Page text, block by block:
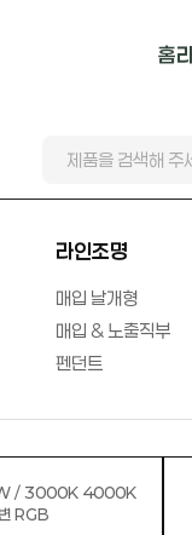
홈
매입
라인조명
매입 날개형
매입 & 노출직부
펜던트
/ 3000K 4000K
5700K 가변 RGB